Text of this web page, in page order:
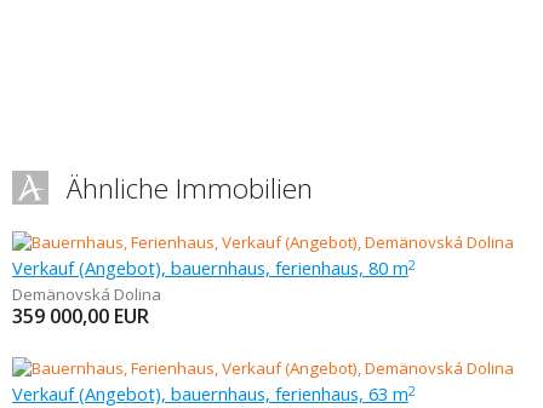
Ähnliche Immobilien
Verkauf (Angebot), bauernhaus, ferienhaus, 80 m2
Demänovská Dolina
359 000,00 EUR
Verkauf (Angebot), bauernhaus, ferienhaus, 63 m2